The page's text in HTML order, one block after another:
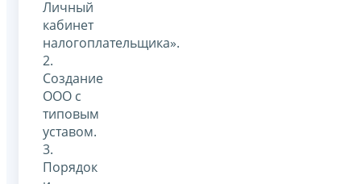
Личный
кабинет
налогоплательщика».
2.
Создание
ООО с
типовым
уставом.
3.
Порядок